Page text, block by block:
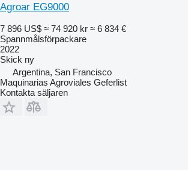
Agroar EG9000
7 896 US$ ≈ 74 920 kr ≈ 6 834 €
Spannmålsförpackare
2022
Skick ny
Argentina, San Francisco
Maquinarias Agroviales Geferlist
Kontakta säljaren